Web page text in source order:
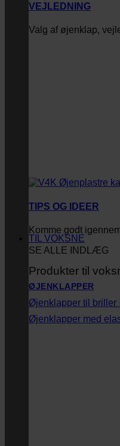
VEJLEDNING
Valg af øjenklap,
TIPS OG IDEER
Komme godt
SE ALLE INDLÆG
TIL VOKSNE
Produkter til
ØJENKLAPPER
Øjenklapper til briller
Øjenklapper med